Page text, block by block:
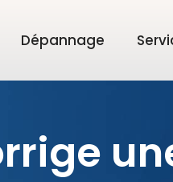
Dépannage